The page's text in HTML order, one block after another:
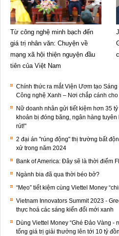
Từ công nghệ minh bạch đến
giá trị nhân văn: Chuyện về
mạng xã hội thiện nguyện đầu
tiên của Việt Nam
Chính thức ra mắt Viện Ươm tạo
Công nghệ Xanh – Nơi chắp cánh
Nữ doanh nhân gửi tiết kiệm hơn 35
khoản bị đóng băng, ngân hàng
rút!"
2 đại án "rúng động" thị trường bất
xử trong năm 2024
Bank of America: Đây sẽ là thời điểm
Ngành bia đã qua thời béo bở?
“Mẹo” tiết kiệm cùng Viettel Money
Vietnam Innovators Summit 2023 -
thực hoá các sáng kiến đổi mới xanh
Dùng Viettel Money “Ghé Đảo Vàng -
tổng giá trị giải thưởng lên tới 10 tỷ